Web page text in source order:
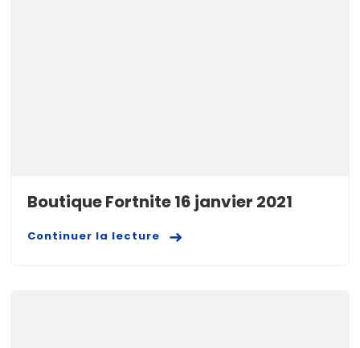
Boutique Fortnite 16 janvier 2021
Continuer la lecture